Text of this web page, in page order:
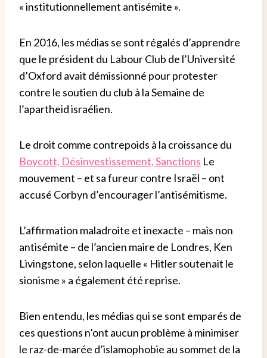
« institutionnellement antisémite ».
En 2016, les médias se sont régalés d’apprendre
que le président du Labour Club de l’Université
d’Oxford avait démissionné pour protester
contre le soutien du club à la Semaine de
l’apartheid israélien.
Le droit comme contrepoids à la croissance du
Boycott, Désinvestissement, Sanctions Le
mouvement – ​​et sa fureur contre Israël – ont
accusé Corbyn d’encourager l’antisémitisme.
L’affirmation maladroite et inexacte – mais non
antisémite – de l’ancien maire de Londres, Ken
Livingstone, selon laquelle « Hitler soutenait le
sionisme » a également été reprise.
Bien entendu, les médias qui se sont emparés de
ces questions n’ont aucun problème à minimiser
le raz-de-marée d’islamophobie au sommet de la